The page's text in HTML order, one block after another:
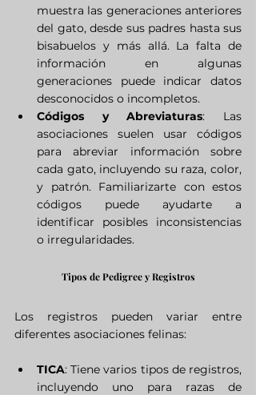
muestra las generaciones anteriores
del gato, desde sus padres hasta sus
bisabuelos y más allá. La falta de
información en algunas
generaciones puede indicar datos
desconocidos o incompletos.
Códigos y Abreviaturas: Las
asociaciones suelen usar códigos
para abreviar información sobre
cada gato, incluyendo su raza, color,
y patrón. Familiarizarte con estos
códigos puede ayudarte a
identificar posibles inconsistencias
o irregularidades.
Tipos de Pedigree y Registros
Los registros pueden variar entre
diferentes asociaciones felinas:
TICA: Tiene varios tipos de registros,
incluyendo uno para razas de